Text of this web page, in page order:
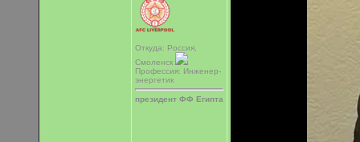
Откуда: Россия,
Смоленск
Профессия: Инженер-
энергетик
президент ФФ Египта